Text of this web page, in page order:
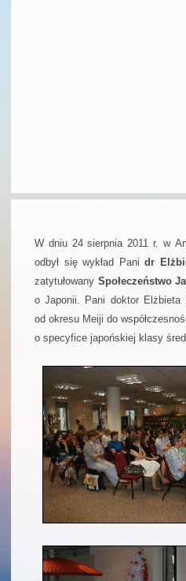
W dniu 24 sierpnia 2011 r. w
odbył się wykład Panidr
zatytułowany Społeczeństwo
o Japonii. Pani doktor Elżbieta
od okresu Meiji do
o specyfice japońskiej klasy